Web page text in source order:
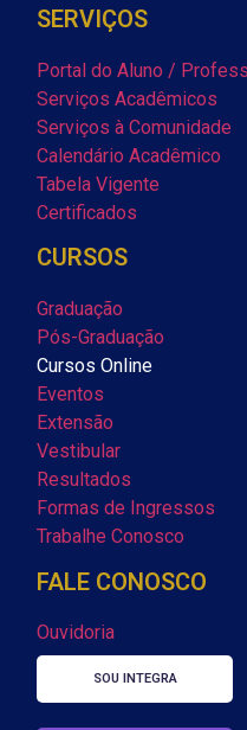
SERVIÇOS
Portal do Aluno /
Serviços Acadêmicos
Serviços à Comunidade
Calendário Acadêmico
Tabela Vigente
Certificados
CURSOS
Graduação
Pós-Graduação
Cursos Online
Eventos
Extensão
Vestibular
Resultados
Formas de Ingressos
Trabalhe Conosco
FALE CONOSCO
Ouvidoria
SOU INTEGRA